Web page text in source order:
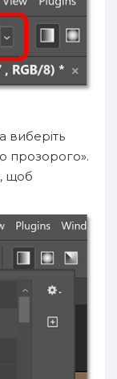
виберіть
прозорого».
щоб